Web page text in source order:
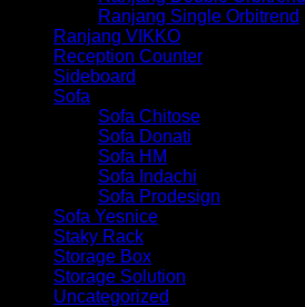
Ranjang Single Orbitrend
Ranjang VIKKO
Reception Counter
Sideboard
Sofa
Sofa Chitose
Sofa Donati
Sofa HM
Sofa Indachi
Sofa Prodesign
Sofa Yesnice
Staky Rack
Storage Box
Storage Solution
Uncategorized